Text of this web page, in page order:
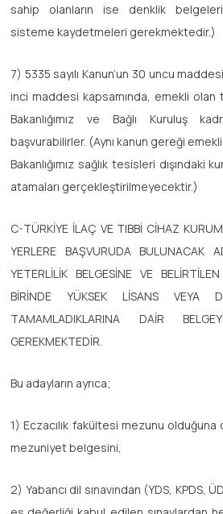
sahip olanların ise denklik
sisteme kaydetmeleri gerekmektedir.)
7) 5335 sayılı Kanun’un 30 uncu
inci maddesi kapsamında, emekli
Bakanlığımız ve Bağlı Kuruluş
başvurabilirler. (Aynı kanun gereği
Bakanlığımız sağlık tesisleri dışındaki
atamaları gerçekleştirilmeyecektir.)
C-TÜRKİYE İLAÇ VE TIBBİ CİHAZ
YERLERE BAŞVURUDA BULUNACAK
YETERLİLİK BELGESİNE VE
BİRİNDE YÜKSEK LİSANS VEYA
TAMAMLADIKLARINA DAİR
GEREKMEKTEDİR.
Bu adayların ayrıca;
1) Eczacılık fakültesi mezunu
mezuniyet belgesini,
2) Yabancı dil sınavından (YDS, KPDS,